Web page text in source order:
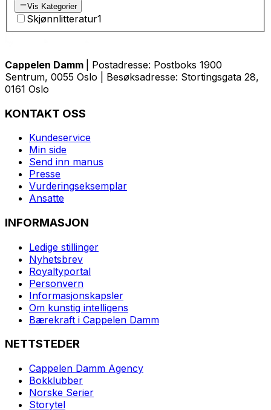
Vis Kategorier
Skjønnlitteratur1
Cappelen Damm
| Postadresse: Postboks 1900
Sentrum, 0055 Oslo | Besøksadresse: Stortingsgata 28,
0161 Oslo
KONTAKT OSS
Kundeservice
Min side
Send inn manus
Presse
Vurderingseksemplar
Ansatte
INFORMASJON
Ledige stillinger
Nyhetsbrev
Royaltyportal
Personvern
Informasjonskapsler
Om kunstig intelligens
Bærekraft i Cappelen Damm
NETTSTEDER
Cappelen Damm Agency
Bokklubber
Norske Serier
Storytel